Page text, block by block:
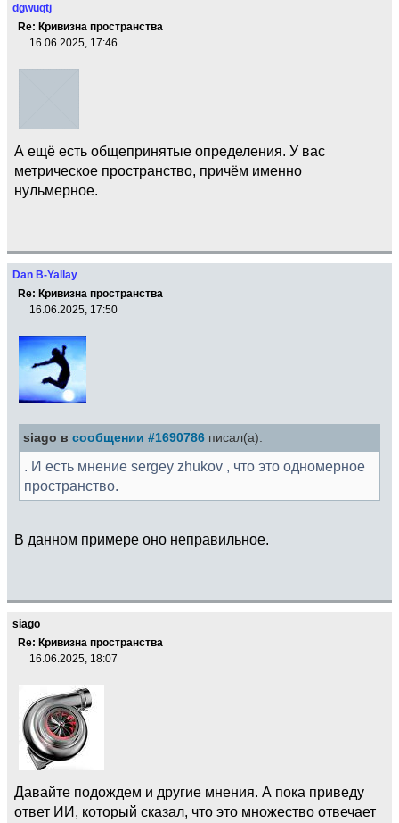
dgwuqtj
Re: Кривизна пространства
16.06.2025, 17:46
А ещё есть общепринятые определения. У вас
метрическое пространство, причём именно
нульмерное.
Dan B-Yallay
Re: Кривизна пространства
16.06.2025, 17:50
siago в сообщении #1690786 писал(а):
. И есть мнение sergey zhukov , что это одномерное
пространство.
В данном примере оно неправильное.
siago
Re: Кривизна пространства
16.06.2025, 18:07
Давайте подождем и другие мнения. А пока приведу
ответ ИИ, который сказал, что это множество отвечает